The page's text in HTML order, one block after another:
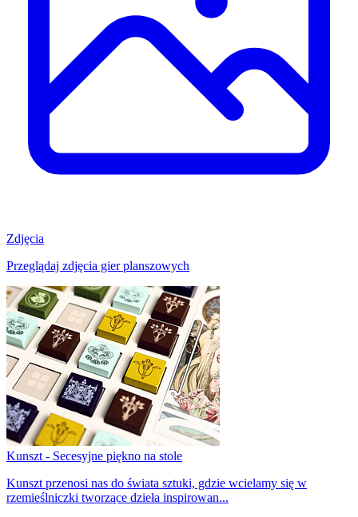
Zdjęcia
Przeglądaj zdjęcia gier planszowych
Kunszt - Secesyjne piękno na stole
Kunszt przenosi nas do świata sztuki, gdzie wcielamy się w
rzemieślniczki tworzące dzieła inspirowan...